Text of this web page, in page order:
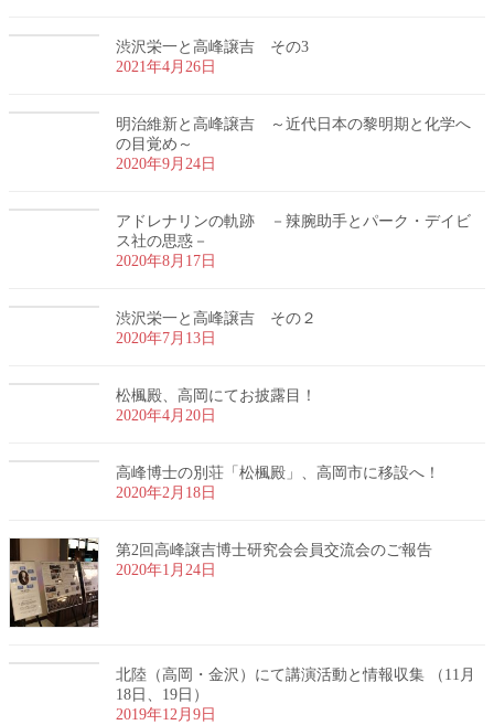
渋沢栄一と高峰譲吉 その3
2021年4月26日
明治維新と高峰譲吉 ～近代日本の黎明期と化学へ
の目覚め～
2020年9月24日
アドレナリンの軌跡 －辣腕助手とパーク・デイビ
ス社の思惑－
2020年8月17日
渋沢栄一と高峰譲吉 その２
2020年7月13日
松楓殿、高岡にてお披露目！
2020年4月20日
高峰博士の別荘「松楓殿」、高岡市に移設へ！
2020年2月18日
第2回高峰譲吉博士研究会会員交流会のご報告
2020年1月24日
北陸（高岡・金沢）にて講演活動と情報収集 （11月
18日、19日）
2019年12月9日